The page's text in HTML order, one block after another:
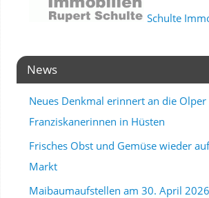
Schulte
News
Neues Denkmal erinnert an die Olper
Franziskanerinnen in Hüsten
Frisches Obst und Gemüse wieder
Markt
Maibaumaufstellen am 30. April